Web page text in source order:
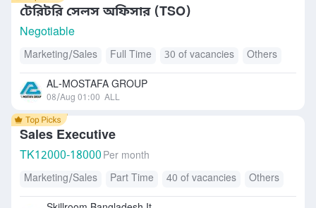
টেরিটরি সেলস অফিসার (TSO)
Negotiable
Marketing/Sales Full Time 30 of vacancies Others
AL-MOSTAFA GROUP
08/Aug 01:00 ALL
Sales Executive
TK12000-18000 Per month
Marketing/Sales
Part Time 40 of vacancies Others